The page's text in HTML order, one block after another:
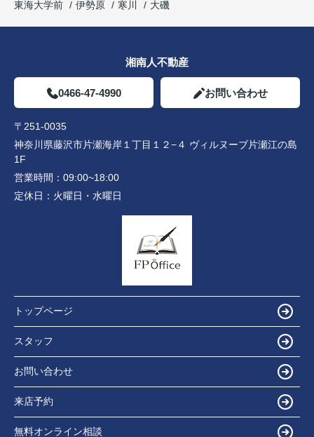
東海大学前
伊勢原 寒川 大磯
湘南人不動産
0466-47-4990 お問い合わせ
〒251-0035
神奈川県藤沢市片瀬海岸１丁目１２−４ ヴィルヌーブ片瀬江の島
1F
営業時間： 09:00~18:00
定休日： 火曜日・水曜日
トップページ
スタッフ
お問い合わせ
来店予約
無料オンライン相談